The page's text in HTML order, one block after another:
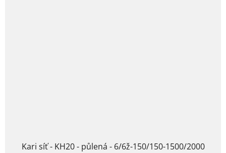
Kari síť - KH20 - půlená - 6/6ž-150/150-1500/2000